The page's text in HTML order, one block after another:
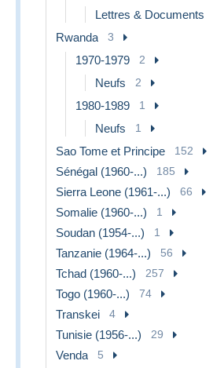
Lettres & Documents
Rwanda 3
1970-1979 2
Neufs 2
1980-1989 1
Neufs 1
Sao Tome et Principe 152
Sénégal (1960-...) 185
Sierra Leone (1961-...) 66
Somalie (1960-...) 1
Soudan (1954-...) 1
Tanzanie (1964-...) 56
Tchad (1960-...) 257
Togo (1960-...) 74
Transkei 4
Tunisie (1956-...) 29
Venda 5